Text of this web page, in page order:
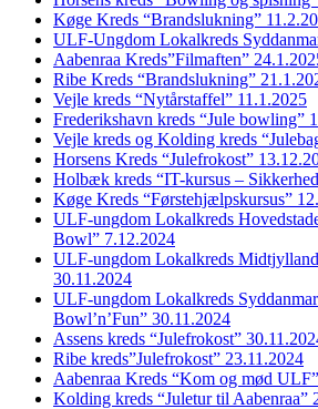
Køge Kreds “Brandslukning”
ULF-Ungdom Lokalkreds
Aabenraa Kreds”Filmaften”
Ribe Kreds “Brandslukning”
Vejle kreds “Nytårstaffel” 11.1.2025
Frederikshavn kreds “Jule bowling”
Vejle kreds og Kolding kreds
Horsens Kreds “Julefrokost”
Holbæk kreds “IT-kursus –
Køge Kreds “Førstehjælpskursus”
ULF-ungdom Lokalkreds
Bowl” 7.12.2024
ULF-ungdom Lokalkreds
30.11.2024
ULF-ungdom Lokalkreds
Bowl’n’Fun” 30.11.2024
Assens kreds “Julefrokost”
Ribe kreds”Julefrokost” 23.11.2024
Aabenraa Kreds “Kom og mød
Kolding kreds “Juletur til Aabenraa”